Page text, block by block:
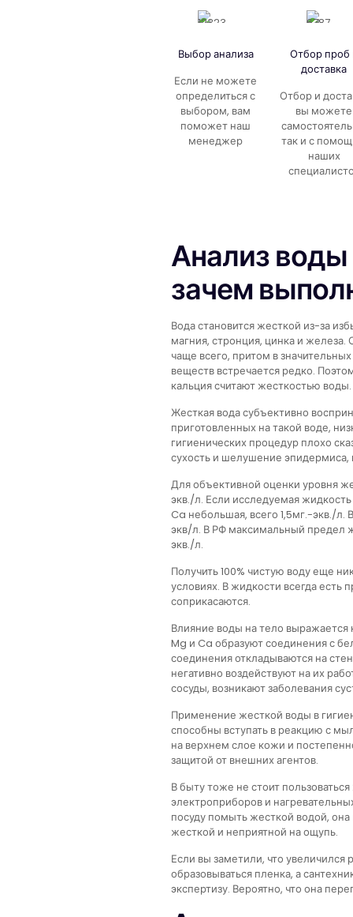
Выбор анализа
Если не можете
определиться с
выбором, вам
поможет наш
менеджер
Отбор проб
доставка
Отбор и
вы можете
так и с
наших
Анализ
зачем
Вода становится жесткой из-за
магния, стронция, цинка и
чаще всего, притом в
веществ встречается редко.
кальция считают жесткостью воды.
Жесткая вода субъективно
приготовленных на такой воде,
гигиенических процедур плохо
сухость и шелушение эпидермиса,
Для объективной оценки уровня
экв./л. Если исследуемая
Ca небольшая, всего 1,5мг.-экв./
экв/л. В РФ максимальный предел
экв./л.
Получить 100% чистую воду еще
условиях. В жидкости всегда есть
соприкасаются.
Влияние воды на тело выражается
Mg и Ca образуют соединения с
соединения откладываются на
негативно воздействуют на их
сосуды, возникают заболевания
Применение жесткой воды в
способны вступать в реакцию с
на верхнем слое кожи и
защитой от внешних агентов.
В быту тоже не стоит
электроприборов и
посуду помыть жесткой водой,
жесткой и неприятной на ощупь.
Если вы заметили, что увеличился
образовываться пленка, а
экспертизу. Вероятно, что она